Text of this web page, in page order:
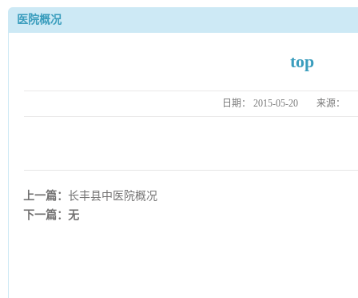
医院概况
top
日期： 2015-05-20 来源：
上一篇：长丰县中医院概况
下一篇：无